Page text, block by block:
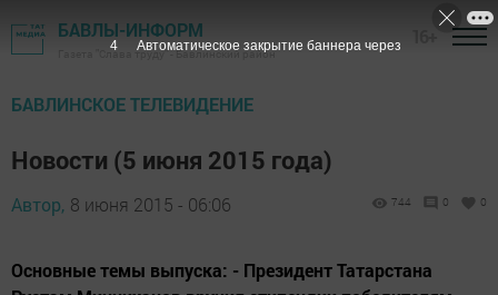
БАВЛЫ-ИНФОРМ
Газета "Слава труду" - Бавлинский район
БАВЛИНСКОЕ ТЕЛЕВИДЕНИЕ
Новости (5 июня 2015 года)
Автор, 8 июня 2015 - 06:06 744 0 0
Основные темы выпуска: - Президент Татарстана
3 Автоматическое закрытие баннера через